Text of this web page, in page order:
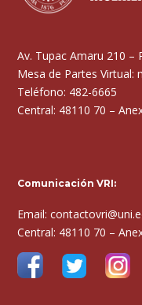
Av. Tupac Amaru 210 –
Mesa de Partes Virtual:
Teléfono: 482-6665
Central: 48110 70 –
Comunicación VRI:
Email:
Central: 48110 70 –